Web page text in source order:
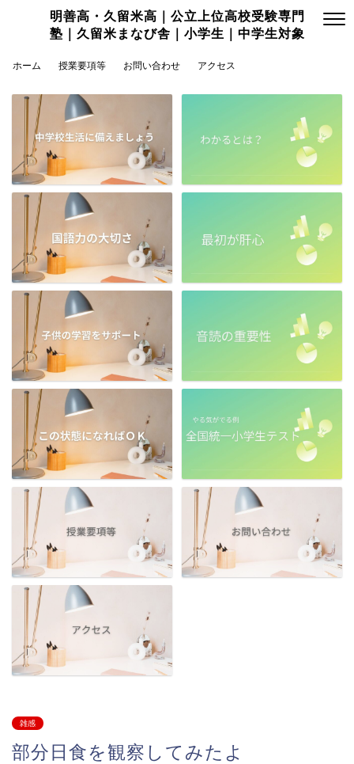
明善高・久留米高｜公立上位高校受験専門
塾｜久留米まなび舎｜小学生｜中学生対象
ホーム 授業要項等 お問い合わせ アクセス
雑感
部分日食を観察してみたよ